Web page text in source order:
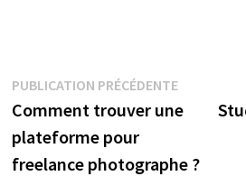
Navigation
de
l’article
PUBLICATION PRÉCÉDENTE
Comment trouver une
plateforme pour
freelance photographe ?